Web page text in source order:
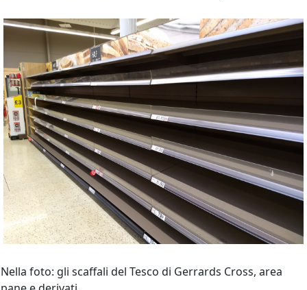
Nella foto: gli scaffali del Tesco di Gerrards Cross, area